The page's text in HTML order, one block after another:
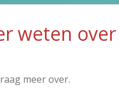
weten
meer over.